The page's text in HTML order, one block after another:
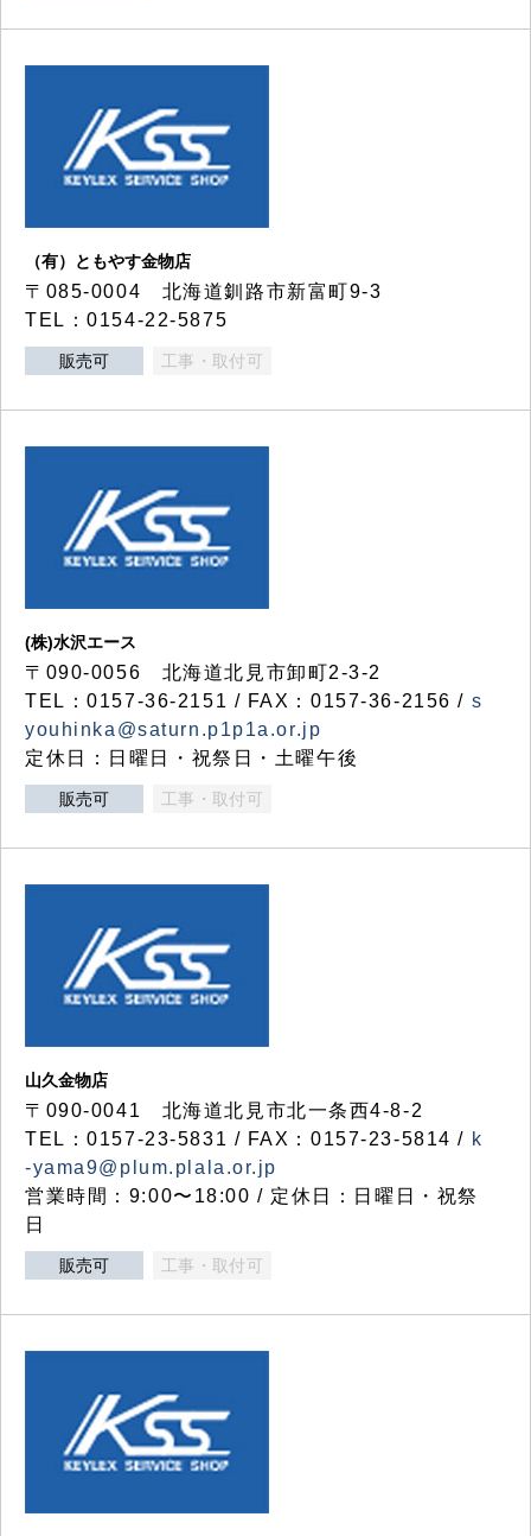
（有）ともやす金物店
〒085-0004 北海道釧路市新富町9-3
TEL：0154-22-5875
販売可 工事・取付可
(株)水沢エース
〒090-0056 北海道北見市卸町2-3-2
TEL：0157-36-2151 / FAX：0157-36-2156 / s
youhinka@saturn.p1p1a.or.jp
定休日：日曜日・祝祭日・土曜午後
販売可 工事・取付可
山久金物店
〒090-0041 北海道北見市北一条西4-8-2
TEL：0157-23-5831 / FAX：0157-23-5814 / k
-yama9@plum.plala.or.jp
営業時間：9:00〜18:00 / 定休日：日曜日・祝祭
日
販売可 工事・取付可